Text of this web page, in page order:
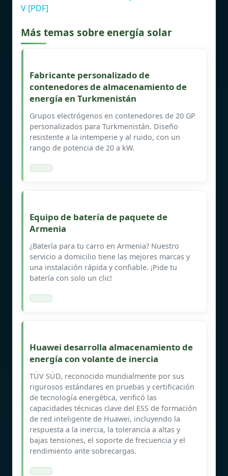
V [PDF]
Más temas sobre energía solar
Fabricante personalizado de
contenedores de almacenamiento de
energía en Turkmenistán
Grupos electrógenos en contenedores de 20 GP
personalizados para Turkmenistán. Diseño
resistente a la intemperie y al ruido, con un
rango de potencia de 20 a kW.
Equipo de batería de paquete de
Armenia
¿Batería para tu carro en Armenia? Nuestro
servicio a domicilio tiene las mejores marcas y
una instalación rápida y confiable. ¡Pide tu
batería con solo un clic!
Huawei desarrolla almacenamiento de
energía con volante de inercia
TÜV SÜD, reconocido mundialmente por sus
rigurosos estándares en pruebas y certificación
de tecnología energética, verificó las
capacidades técnicas clave del ESS de formación
de red inteligente de Huawei, incluyendo la
respuesta a la inercia, la tolerancia a altas y
bajas tensiones, el soporte de frecuencia y el
rendimiento ante sobrecargas.